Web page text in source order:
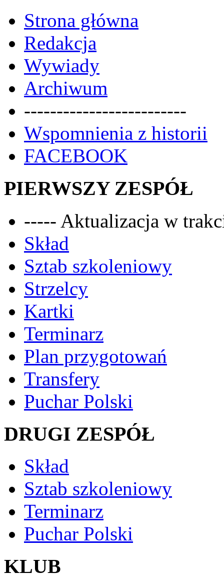
Strona główna
Redakcja
Wywiady
Archiwum
-------------------------
Wspomnienia z historii
FACEBOOK
PIERWSZY ZESPÓŁ
----- Aktualizacja w
Skład
Sztab szkoleniowy
Strzelcy
Kartki
Terminarz
Plan przygotowań
Transfery
Puchar Polski
DRUGI ZESPÓŁ
Skład
Sztab szkoleniowy
Terminarz
Puchar Polski
KLUB